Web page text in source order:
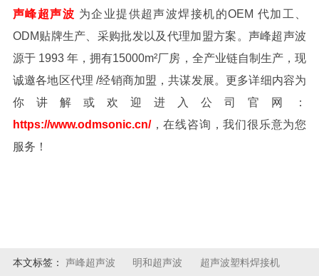
声峰超声波 为企业提供超声波焊接机的OEM 代加工、
ODM贴牌生产、采购批发以及代理加盟方案。声峰超声波
源于 1993 年，拥有15000m²厂房，全产业链自制生产，现
诚邀各地区代理 /经销商加盟，共谋发展。更多详细内容为
你讲解或欢迎进入公司官网：
https://www.odmsonic.cn/，在线咨询，我们很乐意为您
服务！
本文标签： 声峰超声波 明和超声波 超声波塑料焊接机